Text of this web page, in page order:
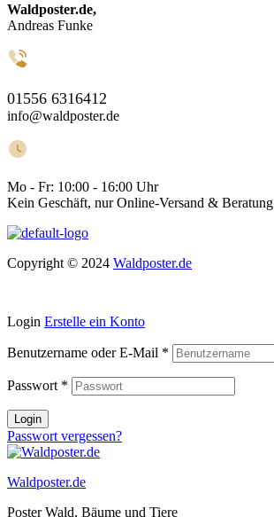
Waldposter.de,
Andreas Funke
01556 6316412
info@waldposter.de
Mo - Fr: 10:00 - 16:00 Uhr
Kein Geschäft, nur Online-Versand & Beratung
Copyright © 2024 Waldposter.de
Login Erstelle ein Konto
Benutzername oder E-Mail *
Passwort *
Login
Passwort vergessen?
Waldposter.de
Poster Wald, Bäume und Tiere